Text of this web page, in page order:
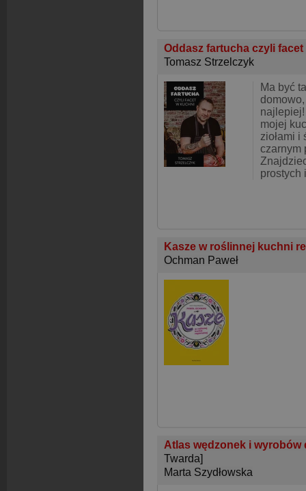
Oddasz fartucha czyli
Tomasz Strzelczyk
Ma być
mojej
ziołami i
czarnym
prostych
Kasze w roślinnej kuchni
Ochman Paweł
Atlas wędzonek i
Twarda]
Marta Szydłowska